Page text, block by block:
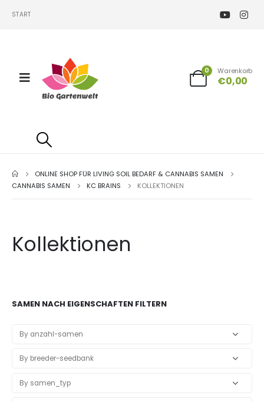
START
0 Warenkorb
€0,00
ONLINE SHOP FÜR LIVING SOIL BEDARF & CANNABIS SAMEN
CANNABIS SAMEN
KC BRAINS KOLLEKTIONEN
Kollektionen
SAMEN NACH EIGENSCHAFTEN FILTERN